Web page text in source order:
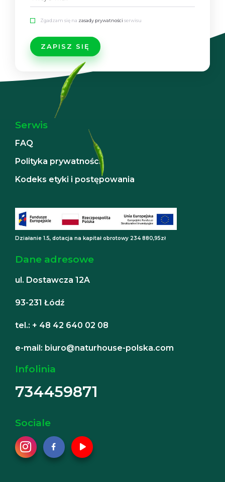
Zgadzam się na zasady prywatności serwisu
Serwis
FAQ
Polityka prywatności
Kodeks etyki i postępowania
Działanie 1.5, dotacja na kapitał obrotowy 234 880,95zł
Dane adresowe
ul. Dostawcza 12A
93-231 Łódź
tel.: + 48 42 640 02 08
e-mail: biuro@naturhouse-polska.com
Infolinia
734459871
Sociale